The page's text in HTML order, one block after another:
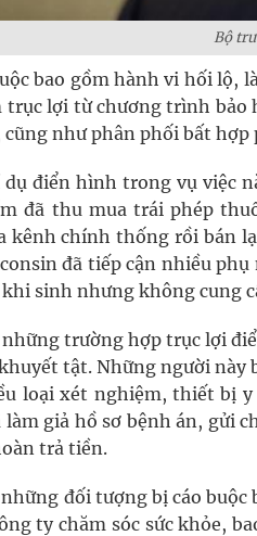
Bộ
bao gồm hành vi hối lộ,
trục lợi từ chương trình bảo
như phân phối bất
điển hình trong vụ việc
đã thu mua trái phép
kênh chính thống rồi bán
đã tiếp cận nhiều
sinh nhưng không cung
những trường hợp trục lợi
tật. Những người này
loại xét nghiệm, thiết bị
làm giả hồ sơ bệnh án, gửi
trả tiền.
đối tượng bị cáo buộc
ty chăm sóc sức khỏe,